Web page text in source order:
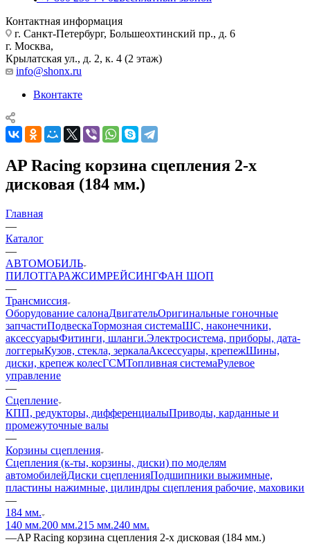
Контактная информация
г. Санкт-Петербург, Большеохтинский пр., д. 6
г. Москва,
Крылатская ул., д. 2, к. 4 (2 этаж)
info@shonx.ru
Вконтакте
AP Racing корзина сцепления 2-х
дисковая (184 мм.)
Главная
—
Каталог
—
АВТОМОБИЛЬ
ПИЛОТГАРАЖСИМРЕЙСИНГФАН ШОП
—
Трансмиссия
Оборудование салонаДвигательОригинальные гоночные
запчастиПодвескаТормозная системаШС, наконечники,
аксессуарыФитинги, шланги.Электросистема, приборы, дата-
логгерыКузов, стекла, зеркалаАксессуары, крепежШины,
диски, крепеж колесГСМТопливная системаРулевое
управление
—
Сцепление
КПП, редукторы, дифференциалыПриводы, карданные и
промежуточные валы
—
Корзины сцепления
Сцепления (к-ты, корзины, диски) по моделям
автомобилейДиски сцепленияПодшипники выжимные,
пластины нажимные, цилиндры сцепления рабочие, маховики
—
184 мм.
140 мм.200 мм.215 мм.240 мм.
—AP Racing корзина сцепления 2-х дисковая (184 мм.)